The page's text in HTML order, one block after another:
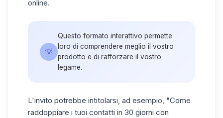
online.
💡
Questo formato interattivo permette
loro di comprendere meglio il vostro
prodotto e di rafforzare il vostro
legame.
L'invito potrebbe intitolarsi, ad esempio, "Come
raddoppiare i tuoi contatti in 30 giorni con